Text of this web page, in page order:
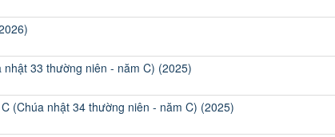
33 thường niên - năm C) (2025)
(Chúa nhật 34 thường niên - năm C) (2025)